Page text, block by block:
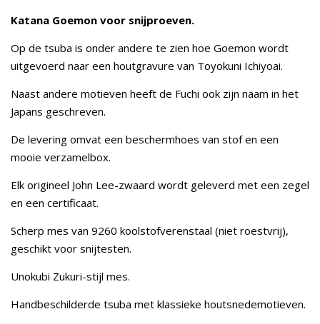
Katana Goemon voor snijproeven.
Op de tsuba is onder andere te zien hoe Goemon wordt
uitgevoerd naar een houtgravure van Toyokuni Ichiyoai.
Naast andere motieven heeft de Fuchi ook zijn naam in het
Japans geschreven.
De levering omvat een beschermhoes van stof en een
mooie verzamelbox.
Elk origineel John Lee-zwaard wordt geleverd met een zegel
en een certificaat.
Scherp mes van 9260 koolstofverenstaal (niet roestvrij),
geschikt voor snijtesten.
Unokubi Zukuri-stijl mes.
Handbeschilderde tsuba met klassieke houtsnedemotieven.